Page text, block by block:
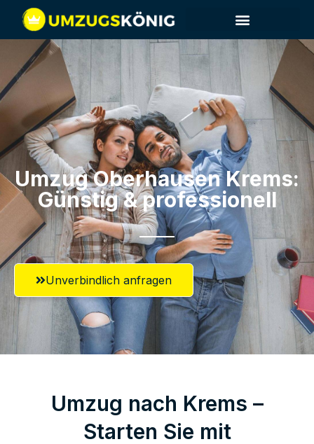
Umzug Oberhausen​ Krems:
Günstig & professionell​
Unverbindlich anfragen
Umzug nach Krems –
Starten Sie mit